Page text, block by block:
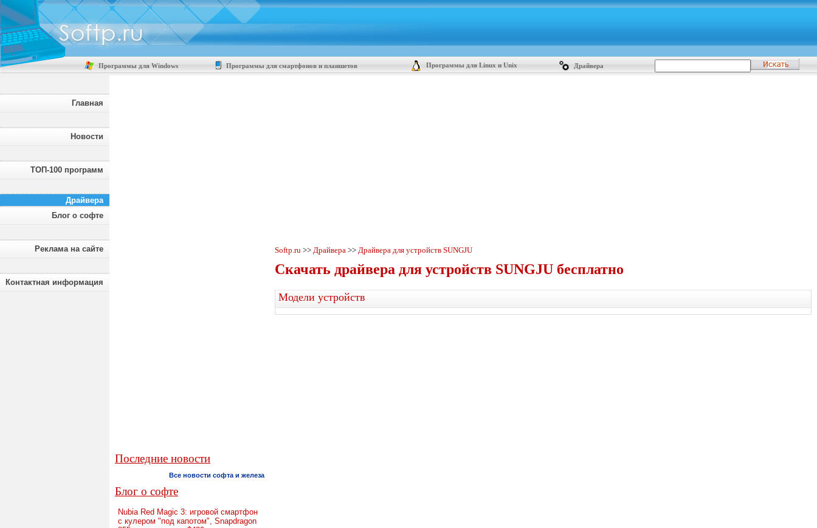
Программы для Windows Программы для смартфонов и планшетов Программы для Linux и Unix Драйвера
Главная
Новости
ТОП-100 программ
Драйвера
Блог о софте
Реклама на сайте
Контактная информация
Последние новости
Все новости софта и железа
Блог о софте
Nubia Red Magic 3: игровой смартфон
с кулером "под капотом", Snapdragon
Softp.ru >> Драйвера >> Драйвера для устройств SUNGJU
Скачать драйвера для устройств SUNGJU бесплатно
Модели устройств